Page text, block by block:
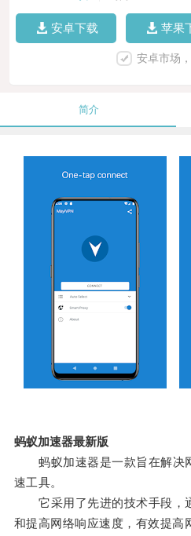
安卓下载 苹果
安卓市场
简介
蚂蚁加速器最新版
蚂蚁加速器是一款旨在解决
速工具。
它采用了先进的技术手段，
和提高网络响应速度，有效提高